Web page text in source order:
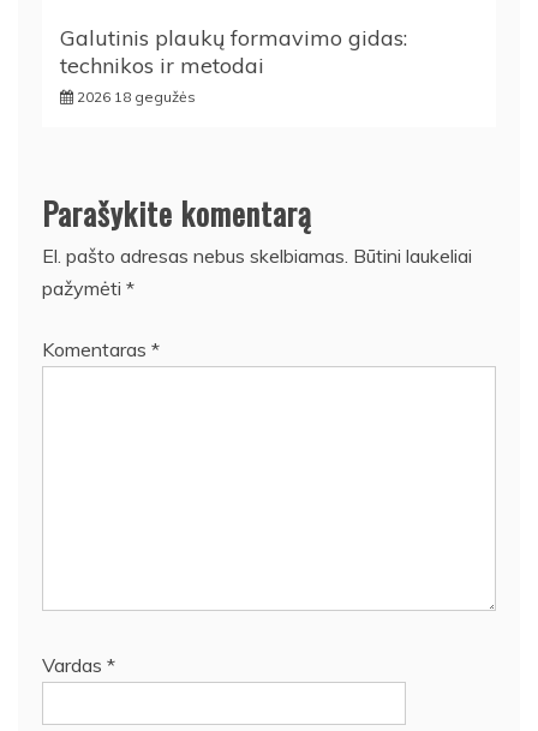
Galutinis plaukų formavimo gidas:
technikos ir metodai
2026 18 gegužės
Parašykite komentarą
El. pašto adresas nebus skelbiamas. Būtini laukeliai
pažymėti *
Komentaras *
Vardas *